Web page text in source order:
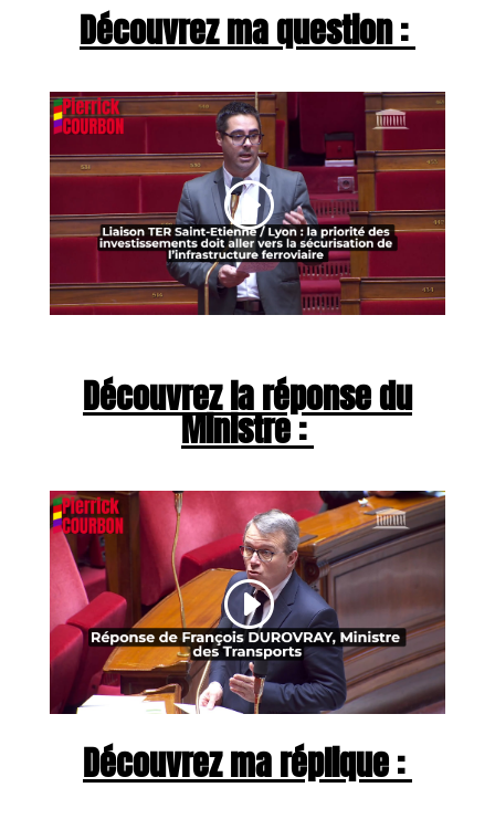
Découvrez ma question :
Découvrez la réponse du
Ministre :
Découvrez ma réplique :